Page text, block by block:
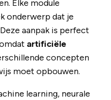
Elke module
onderwerp dat je
aanpak is perfect
artificiële
concepten
moet opbouwen.
learning, neurale